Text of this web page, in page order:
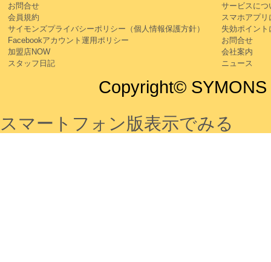
お問合せ
会員規約
サイモンズプライバシーポリシー（個人情報保護方針）
Facebookアカウント運用ポリシー
加盟店NOW
スタッフ日記
サービスにつ
スマホアプリ
失効ポイント
お問合せ
会社案内
ニュース
Copyright©
スマートフォン版表示でみる